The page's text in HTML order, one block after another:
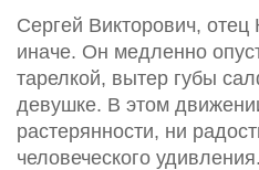
Сергей Викторович,
иначе. Он медленно
тарелкой, вытер губы
девушке. В этом
растерянности, ни
человеческого